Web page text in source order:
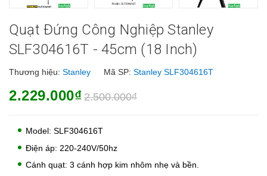
Quạt Đứng Công Nghiệp Stanley
SLF304616T - 45cm (18 Inch)
Thương hiệu: Stanley Mã SP: Stanley SLF304616T
2.229.000₫ 2.500.000₫
Model: SLF304616T
Điện áp: 220-240V/50hz
Cánh quạt: 3 cánh hợp kim nhôm nhẹ và bền.